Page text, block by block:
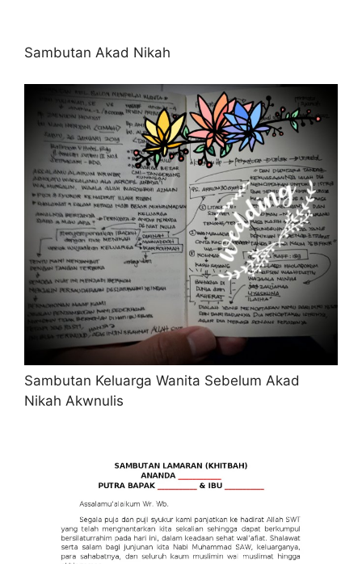
Sambutan Akad Nikah
Sambutan Keluarga Wanita Sebelum Akad
Nikah Akwnulis